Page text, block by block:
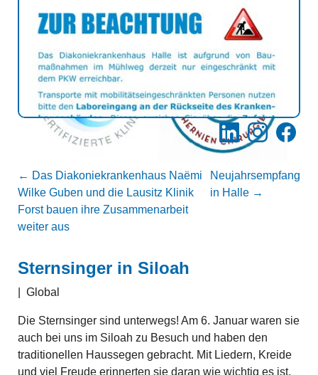
LinkedInInstagram
← Das Diakoniekrankenhaus Naëmi
Wilke Guben und die Lausitz Klinik
Forst bauen ihre Zusammenarbeit
weiter aus
Neujahrsempfang
in Halle →
Sternsinger in Siloah
Global
Die Sternsinger sind unterwegs! Am 6. Januar waren sie
auch bei uns im Siloah zu Besuch und haben den
traditionellen Haussegen gebracht. Mit Liedern, Kreide
und viel Freude erinnerten sie daran wie wichtig es ist,